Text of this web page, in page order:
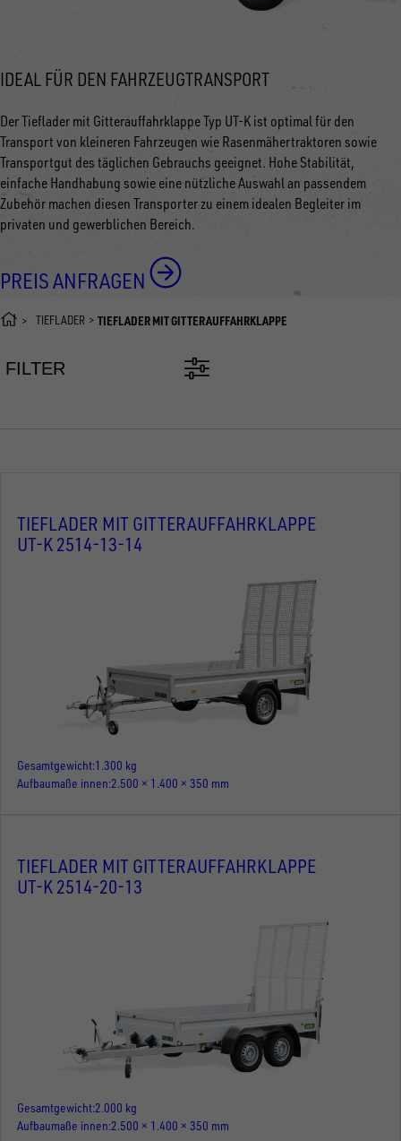
IDEAL FÜR DEN FAHRZEUGTRANSPORT
Der Tieflader mit Gitterauffahrklappe Typ UT-K ist optimal für den
Transport von kleineren Fahrzeugen wie Rasenmähertraktoren sowie
Transportgut des täglichen Gebrauchs geeignet. Hohe Stabilität,
einfache Handhabung sowie eine nützliche Auswahl an passendem
Zubehör machen diesen Transporter zu einem idealen Begleiter im
privaten und gewerblichen Bereich.
PREIS ANFRAGEN
TIEFLADER TIEFLADER MIT GITTERAUFFAHRKLAPPE
FILTER
TIEFLADER MIT GITTERAUFFAHRKLAPPE
UT-K 2514-13-14
Gesamtgewicht 1.300 kg
Aufbaumaße innen 2.500 × 1.400 × 350 mm
TIEFLADER MIT GITTERAUFFAHRKLAPPE
UT-K 2514-20-13
Gesamtgewicht 2.000 kg
Aufbaumaße innen 2.500 × 1.400 × 350 mm